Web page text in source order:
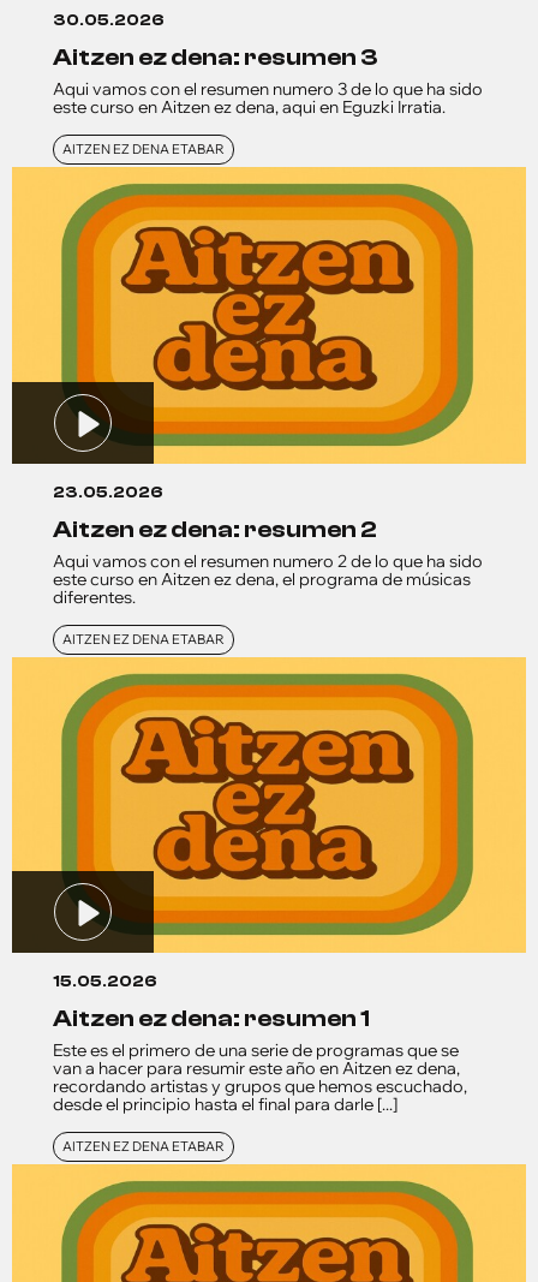
30.05.2026
aitzen ez dena: resumen 3
Aqui vamos con el resumen numero 3 de lo que ha sido
este curso en Aitzen ez dena, aqui en Eguzki Irratia.
AITZEN EZ DENA ETABAR
23.05.2026
aitzen ez dena: resumen 2
Aqui vamos con el resumen numero 2 de lo que ha sido
este curso en Aitzen ez dena, el programa de músicas
diferentes.
AITZEN EZ DENA ETABAR
15.05.2026
aitzen ez dena: resumen 1
Este es el primero de una serie de programas que se
van a hacer para resumir este año en Aitzen ez dena,
recordando artistas y grupos que hemos escuchado,
desde el principio hasta el final para darle [...]
AITZEN EZ DENA ETABAR